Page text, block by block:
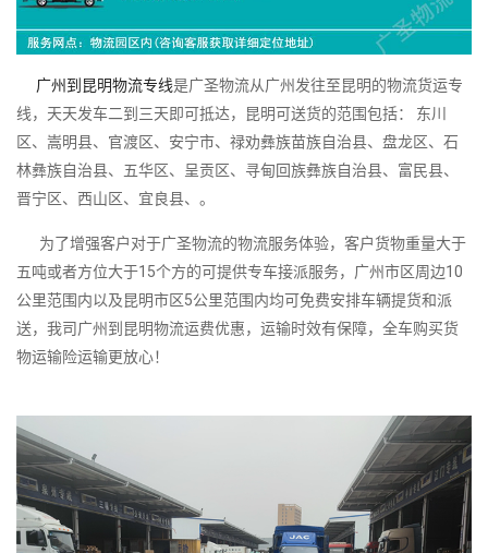
广州到昆明物流专线是广圣物流从广州发往至昆明的物流货运专
线，天天发车二到三天即可抵达，昆明可送货的范围包括： 东川
区、嵩明县、官渡区、安宁市、禄劝彝族苗族自治县、盘龙区、石
林彝族自治县、五华区、呈贡区、寻甸回族彝族自治县、富民县、
晋宁区、西山区、宜良县、。
为了增强客户对于广圣物流的物流服务体验，客户货物重量大于
五吨或者方位大于15个方的可提供专车接派服务，广州市区周边10
公里范围内以及昆明市区5公里范围内均可免费安排车辆提货和派
送，我司广州到昆明物流运费优惠，运输时效有保障，全车购买货
物运输险运输更放心！